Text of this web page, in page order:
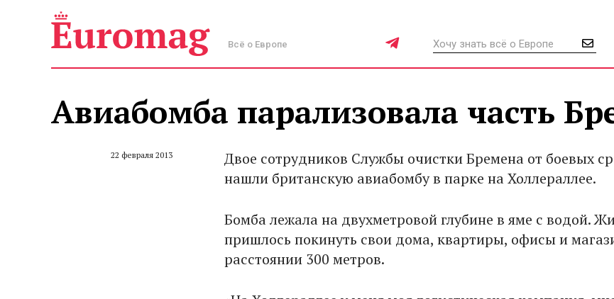
Всё о Европе
Авиабомба парализовала часть
22 февраля 2013
Двое сотрудников Службы очистки Бремена от боевых
нашли британскую авиабомбу в парке на Холлераллее.
Бомба лежала на двухметровой глубине в яме с водой.
пришлось покинуть свои дома, квартиры, офисы и
расстоянии 300 метров.